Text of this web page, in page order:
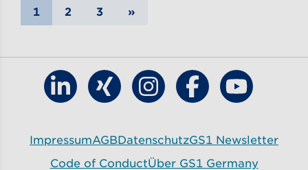
1 2 3 »
Finde GS1 Germany auf LinkedIn
Finde GS1 Germany auf Xing
Finde GS1 Germany auf
Finde GS1Finde GS1
ImpressumAGBDatenschutzGS1 Newsletter
Code of ConductÜber GS1 Germany